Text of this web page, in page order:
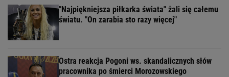
"Najpiękniejsza piłkarka świata" żali się całemu
światu. "On zarabia sto razy więcej"
Ostra reakcja Pogoni ws. skandalicznych słów
pracownika po śmierci Morozowskiego